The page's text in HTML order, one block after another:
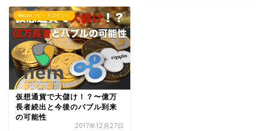
Bitcoin（ビットコイン）
仮想通貨で大儲け！？〜億万
長者続出と今後のバブル到来
の可能性
2017年12月27日